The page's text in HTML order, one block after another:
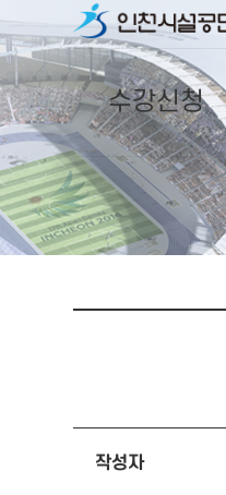
수강신청
작성자